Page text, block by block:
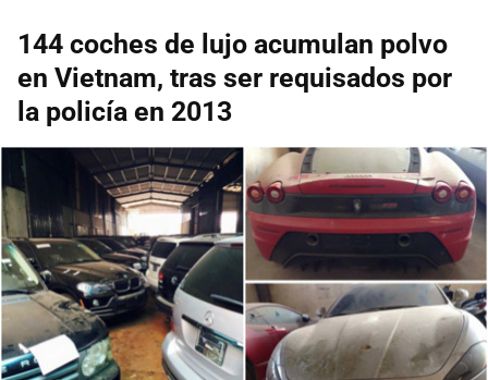
144 coches de lujo acumulan polvo
en Vietnam, tras ser requisados por
la policía en 2013